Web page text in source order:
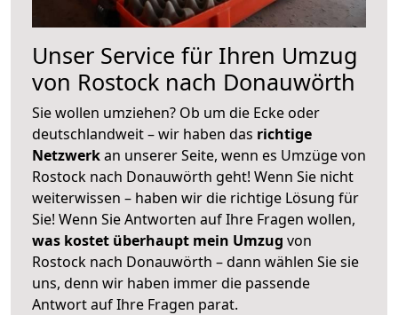
Unser Service für Ihren Umzug
von Rostock nach Donauwörth
Sie wollen umziehen? Ob um die Ecke oder
deutschlandweit – wir haben das richtige
Netzwerkan unserer Seite, wenn es Umzüge von
Rostock nach Donauwörth geht! Wenn Sie nicht
weiterwissen – haben wir die richtige Lösung für
Sie! Wenn Sie Antworten auf Ihre Fragen wollen,
was kostet überhaupt mein Umzug von
Rostock nach Donauwörth – dann wählen Sie sie
uns, denn wir haben immer die passende
Antwort auf Ihre Fragen parat.